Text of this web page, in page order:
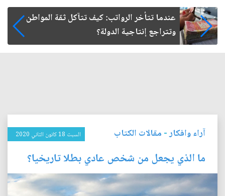
صمت الطريق بعد الأربعين
آراء وافكار- مقالات الكتاب السبت 18 كانون الثاني 2020
ما الذي يجعل من شخص عادي بطلا تاريخيا؟